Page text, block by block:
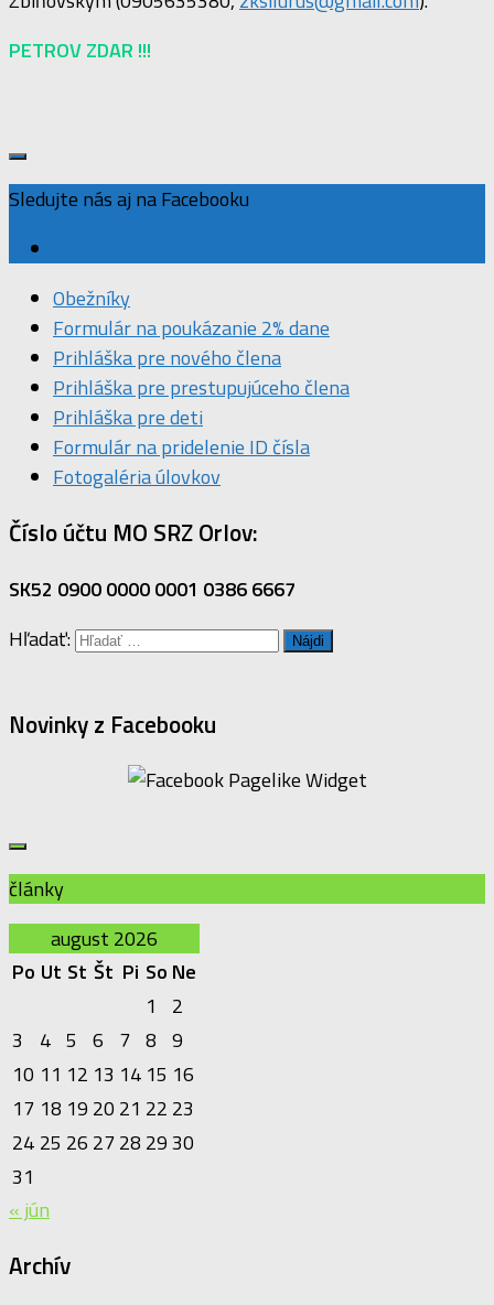
PETROV ZDAR !!!
Sledujte nás aj na Facebooku
Obežníky
Formulár na poukázanie 2% dane
Prihláška pre nového člena
Prihláška pre prestupujúceho člena
Prihláška pre deti
Formulár na pridelenie ID čísla
Fotogaléria úlovkov
Číslo účtu MO SRZ Orlov:
SK52 0900 0000 0001 0386 6667
Hľadať:
Novinky z Facebooku
články
august 2026
Po Ut St Št Pi So Ne
1
2
3
4 5 6 7 8 9
10 11 12 13 14 15 16
17 18 19 20 21 22 23
24 25 26 2728 2930
31
« jún
Archív